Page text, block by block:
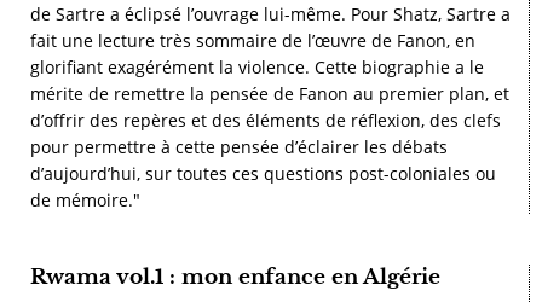
de Sartre a éclipsé l’ouvrage lui-même. Pour Shatz, Sartre a
fait une lecture très sommaire de l’œuvre de Fanon, en
glorifiant exagérément la violence. Cette biographie a le
mérite de remettre la pensée de Fanon au premier plan, et
d’offrir des repères et des éléments de réflexion, des clefs
pour permettre à cette pensée d’éclairer les débats
d’aujourd’hui, sur toutes ces questions post-coloniales ou
de mémoire."
Rwama vol.1 : mon enfance en Algérie